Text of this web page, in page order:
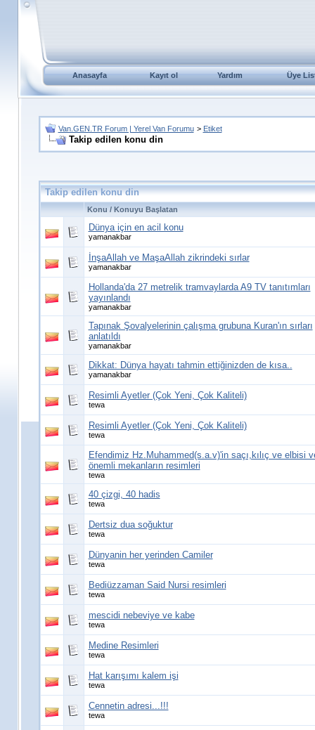
Anasayfa Kayıt ol Yardım Üye
Van.GEN.TR Forum | Yerel Van Forumu > Etiket
Takip edilen konu din
Takip edilen konu din
Konu / Konuyu Başlatan
Dünya için en acil konu
yamanakbar
İnşaAllah ve MaşaAllah zikrindeki sırlar
yamanakbar
Hollanda'da 27 metrelik tramvaylarda A9 TV tanıtımları
yayınlandı
yamanakbar
Tapınak Şovalyelerinin çalışma grubuna Kuran'ın sırları
anlatıldı
yamanakbar
Dikkat: Dünya hayatı tahmin ettiğinizden de kısa..
yamanakbar
Resimli Ayetler (Çok Yeni, Çok Kaliteli)
tewa
Resimli Ayetler (Çok Yeni, Çok Kaliteli)
tewa
Efendimiz Hz.Muhammed(s.a.v)'in saçı,kılıç ve elbisi
önemli mekanların resimleri
tewa
40 çizgi, 40 hadis
tewa
Dertsiz dua soğuktur
tewa
Dünyanin her yerinden Camiler
tewa
Bediüzzaman Said Nursi resimleri
tewa
mescidi nebeviye ve kabe
tewa
Medine Resimleri
tewa
Hat karışımı kalem işi
tewa
Cennetin adresi...!!!
tewa